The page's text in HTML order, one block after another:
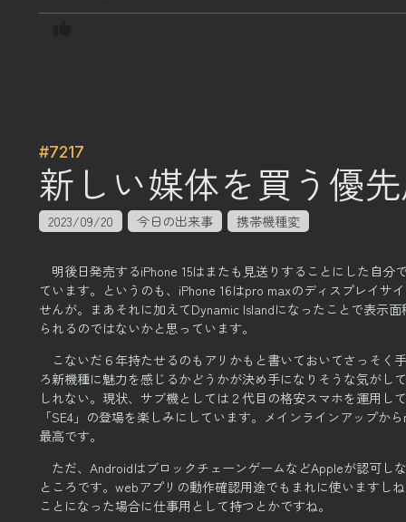
#7217
新しい媒体を買う優
2023/09/20 今日の出来事 携帯機種変
明後日発売するiPhone 15はまたも見送りすることにした自分
ています。 というのも、iPhone 16はpro maxのディスプレイサ
せんが。 まあそれに加えてDynamic Islandになったことで表示
られるのではないかと思っています。
こないだ６年持たせるのもアリかもと書いておいてさっそく
ろ新機種に魅力を感じるかどうかが決め手になりそうな気がし
しれない。 現状、サブ機としては２代目の格安スマホを運用し
「SE4」の登場を楽しみにしています。 メインラインアップか
最高です。
ただ、AndroidはブロックチェーンゲームなどAppleが認可し
ところです。 webアプリの動作確認用途でもまれに使いますし
ことになった場合に仕事用として持つとかですね。